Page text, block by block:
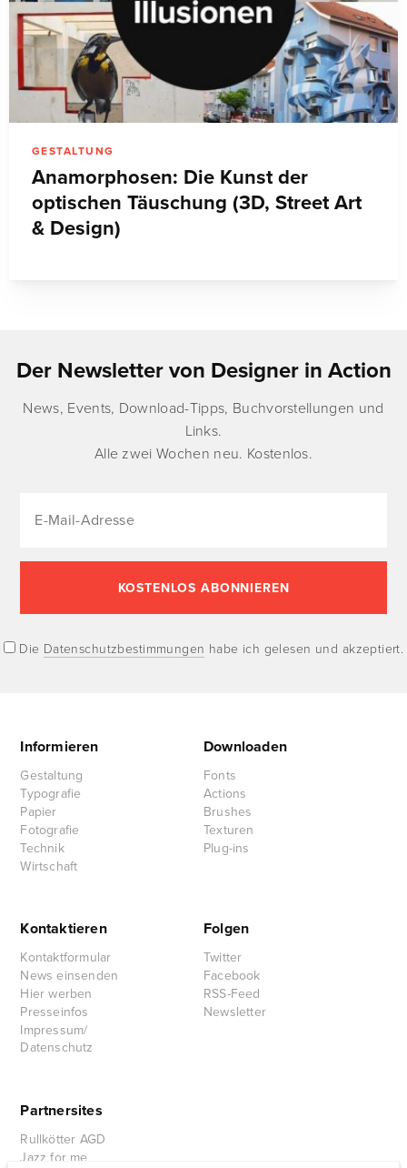
GESTALTUNG
Anamorphosen: Die Kunst der
optischen Täuschung (3D, Street Art
& Design)
Der Newsletter von Designer in Action
News, Events, Download-Tipps, Buchvorstellungen und
Links.
Alle zwei Wochen neu. Kostenlos.
Die Datenschutzbestimmungen habe ich gelesen und akzeptiert.
Informieren
Gestaltung
Typografie
Papier
Fotografie
Technik
Wirtschaft
Downloaden
Fonts
Actions
Brushes
Texturen
Plug-ins
Kontaktieren
Kontaktformular
News einsenden
Hier werben
Presseinfos
Impressum/
Datenschutz
Folgen
Twitter
Facebook
RSS-Feed
Newsletter
Partnersites
Rullkötter AGD
Jazz for me